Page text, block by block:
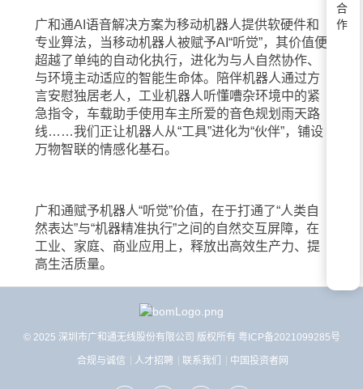
广和通AI语音解决方案为移动机器人提供软硬件和
专业算法，当移动机器人被赋予AI“听觉”，其价值便
超越了单纯的自动化执行，进化为与人自然协作、
与环境主动适应的智能生命体。陪伴机器人通过方
言安慰独居老人，工业机器人听懂嘈杂环境中的紧
急指令，车载助手使用车主所爱的音色规划雨天路
线……我们正让机器人从“工具”进化为“伙伴”，铺设
万物智联的情感化基石。
广和通赋予机器人“听觉”价值，在于打通了“人类自
然表达”与“机器精准执行”之间的自然交互屏障，在
工业、家庭、商业应用上，释放出高效生产力、提
高生活质量。
© 2025 深圳市广和通无线股份有限公司 版权所有 粤ICP备2021099285号
合规与诚信 人才招聘 联系我们 中国投资者网
合
作